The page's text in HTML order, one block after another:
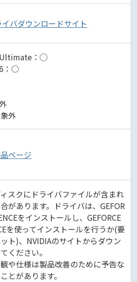
バダウンロードサイト
：◯
：○
外
ページ
スクにドライバファイルが含まれ
があります。ドライバは、GEFOR
をインストールし、GEFORCE
を使ってインストールを行うか(要
ト)、NVIDIAのサイトからダウン
ください。
や仕様は製品改善のために予告な
とがあります。